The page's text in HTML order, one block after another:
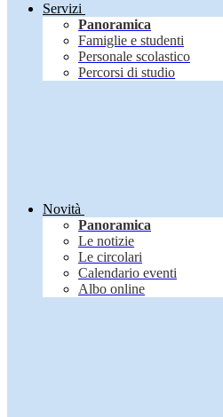
Servizi
Panoramica
Famiglie e studenti
Personale scolastico
Percorsi di studio
Novità
Panoramica
Le notizie
Le circolari
Calendario eventi
Albo online